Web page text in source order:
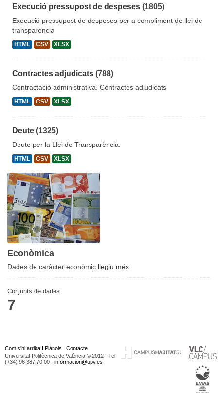
Execució pressupost de despeses (1805)
Execució pressupost de despeses per a compliment de llei de
transparència
HTML CSV XLSX
Contractes adjudicats (788)
Contractació administrativa. Contractes adjudicats
HTML CSV XLSX
Deute (1325)
Deute per la Llei de Transparència.
HTML CSV XLSX
Econòmica
Dades de caràcter econòmic llegiu més
Conjunts de dades
7
Com s'hi arriba I Plànols I Contacte
Universitat Politècnica de València © 2012 · Tel.
(+34) 96 387 70 00 · informacion@upv.es